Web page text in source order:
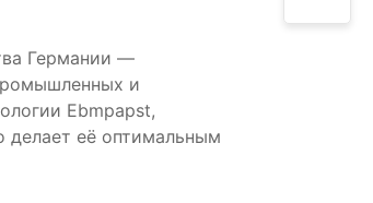
Германии —
и
Ebmpapst,
делает её оптимальным